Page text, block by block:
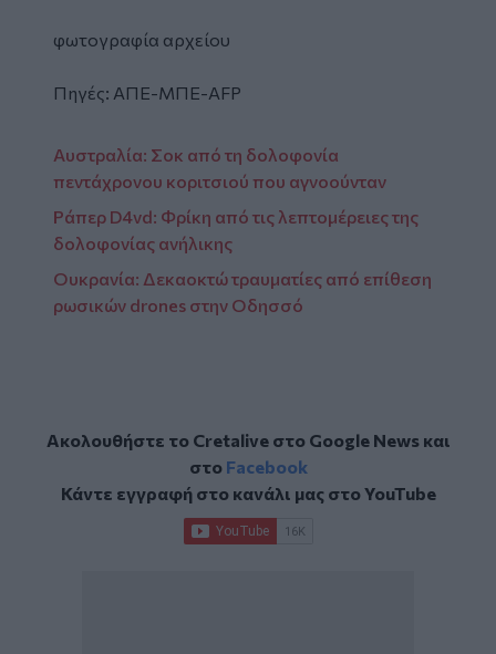
φωτογραφία αρχείου
Πηγές: ΑΠΕ-ΜΠΕ-AFP
Αυστραλία: Σοκ από τη δολοφονία
πεντάχρονου κοριτσιού που αγνοούνταν
Ράπερ D4vd: Φρίκη από τις λεπτομέρειες της
δολοφονίας ανήλικης
Ουκρανία: Δεκαοκτώ τραυματίες από επίθεση
ρωσικών drones στην Οδησσό
Ακολουθήστε το Cretalive στο Google Newsκαι
στο Facebook
Κάντε εγγραφή στο κανάλι μας στοYouTube